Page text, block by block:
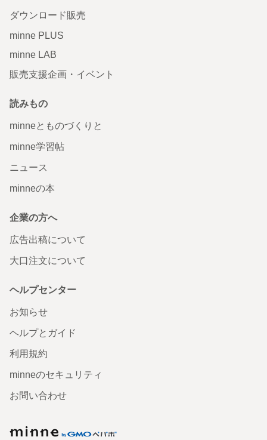
ダウンロード販売
minne PLUS
minne LAB
販売支援企画・イベント
読みもの
minneとものづくりと
minne学習帖
ニュース
minneの本
企業の方へ
広告出稿について
大口注文について
ヘルプセンター
お知らせ
ヘルプとガイド
利用規約
minneのセキュリティ
お問い合わせ